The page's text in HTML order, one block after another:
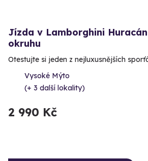
Jízda v Lamborghini
okruhu
Otestujte si jeden z nejluxusnějších
Vysoké Mýto
(+ 3 další lokality)
2 990 Kč